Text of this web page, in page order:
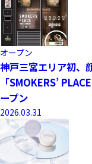
オープン
神戸三宮エリア初、
「SMOKERS’
ープン
2026.03.31